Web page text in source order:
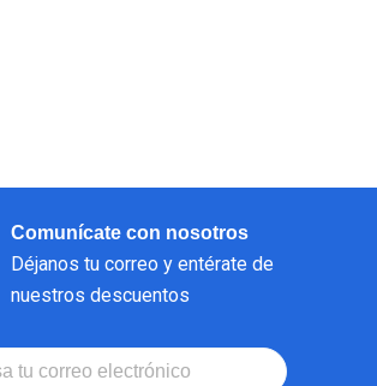
Comunícate con nosotros
Déjanos tu correo y entérate de
nuestros descuentos